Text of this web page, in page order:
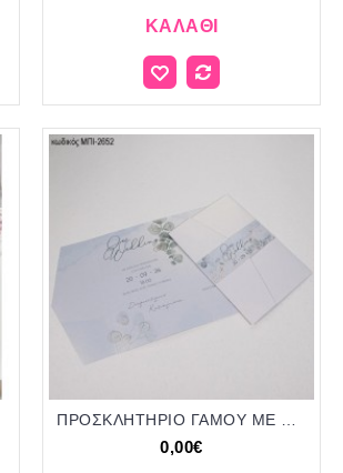
ΚΑΛΆΘΙ
ΠΡΟΣΚΛΗΤΗΡΙΟ ΓΑΜΟΥ ME ΦΥΛΛΑ ΠΡΑΣΙΝΑ ΚΛΕΙΣΙΜΟ ΦΑΚΕΛΟΥ ΜΠΙ-2652
0,00€